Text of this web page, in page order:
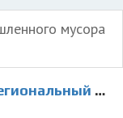
мусора
оператор»